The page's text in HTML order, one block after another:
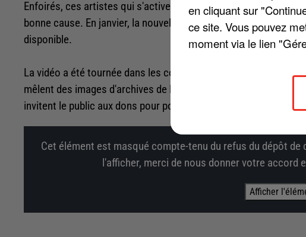
Enfoirés, ces artistes qui s'activent chaque année pour
bonne cause. En janvier, la nouvelle chanson, « Jusqu'au
disponible.
La vidéo a été tournée dans les coulisses des spectacles
mêlent des images d'archives de l'activité des Restos du Coeur.
invitent le public aux dons pour pouvoir continuer à aider les
Cet élément est masqué compte-tenu du refus du dépôt
l'afficher, merci de nous donner votre accord
Afficher
en cliquant sur
ce site. Vous pouvez
moment via le lien